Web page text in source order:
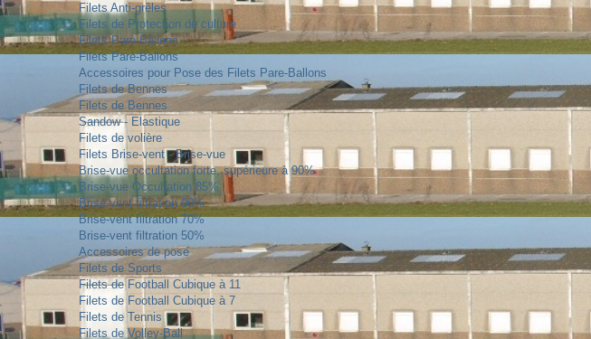
Filets Anti-grêles
Filets de Protection de culture
Filets Pare-Ballons
Filets Pare-Ballons
Accessoires pour Pose des Filets Pare-Ballons
Filets de Bennes
Filets de Bennes
Sandow - Elastique
Filets de volière
Filets Brise-vent - Brise-vue
Brise-vue occultation forte, supérieure à 90%
Brise-vue Occultation 85%
Brise-vent filtration 90%
Brise-vent filtration 70%
Brise-vent filtration 50%
Accessoires de pose
Filets de Sports
Filets de Football Cubique à 11
Filets de Football Cubique à 7
Filets de Tennis
Filets de Volley-Ball